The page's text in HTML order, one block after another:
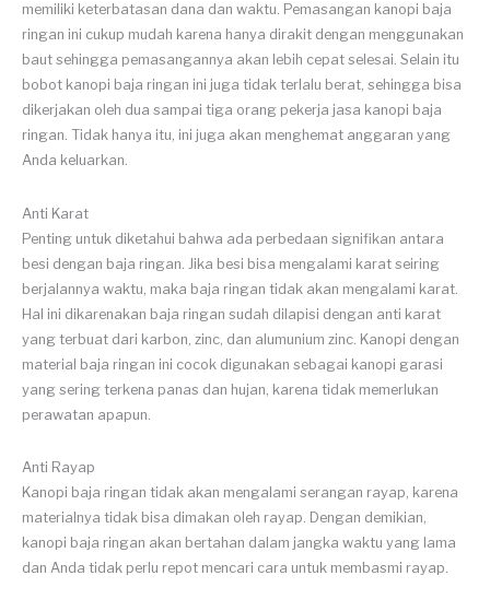
memiliki keterbatasan dana dan waktu. Pemasangan kanopi baja
ringan ini cukup mudah karena hanya dirakit dengan menggunakan
baut sehingga pemasangannya akan lebih cepat selesai. Selain itu
bobot kanopi baja ringan ini juga tidak terlalu berat, sehingga bisa
dikerjakan oleh dua sampai tiga orang pekerja jasa kanopi baja
ringan. Tidak hanya itu, ini juga akan menghemat anggaran yang
Anda keluarkan.
Anti Karat
Penting untuk diketahui bahwa ada perbedaan signifikan antara
besi dengan baja ringan. Jika besi bisa mengalami karat seiring
berjalannya waktu, maka baja ringan tidak akan mengalami karat.
Hal ini dikarenakan baja ringan sudah dilapisi dengan anti karat
yang terbuat dari karbon, zinc, dan alumunium zinc. Kanopi dengan
material baja ringan ini cocok digunakan sebagai kanopi garasi
yang sering terkena panas dan hujan, karena tidak memerlukan
perawatan apapun.
Anti Rayap
Kanopi baja ringan tidak akan mengalami serangan rayap, karena
materialnya tidak bisa dimakan oleh rayap. Dengan demikian,
kanopi baja ringan akan bertahan dalam jangka waktu yang lama
dan Anda tidak perlu repot mencari cara untuk membasmi rayap.